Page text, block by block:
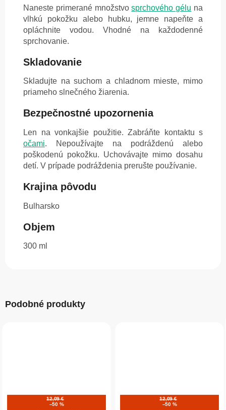
Naneste primerané množstvosprchového gélu na
vlhkú pokožku alebo hubku, jemne napeňte a
opláchnite vodou. Vhodné na každodenné
sprchovanie.
Skladovanie
Skladujte na suchom a chladnom mieste, mimo
priameho slnečného žiarenia.
Bezpečnostné upozornenia
Len na vonkajšie použitie. Zabráňte kontaktu s
očami. Nepoužívajte na podráždenú alebo
poškodenú pokožku. Uchovávajte mimo dosahu
detí. V prípade podráždenia prerušte používanie.
Krajina pôvodu
Bulharsko
Objem
300 ml
Podobné produkty
12,09 €
–50 %
12,09 €
–50 %